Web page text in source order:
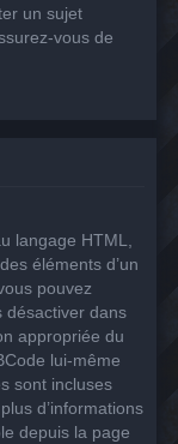
un sujet
vous de
langage HTML,
éléments d’un
pouvez
désactiver dans
appropriée du
lui-même
sont incluses
d’informations
depuis la page